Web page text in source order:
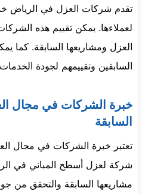
تقدم شركات العزل في الرياض
لعملاءها. يمكن تقييم هذه
العزل ومشاريعها السابقة. كما
السابقين وتقييمهم لجودة
خبرة الشركات في مجال
السابقة
تعتبر خبرة الشركات في مجال
شركة لعزل أسطح المباني في
مشاريعها السابقة والتحقق من